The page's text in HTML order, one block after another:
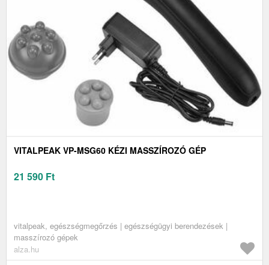
VITALPEAK VP-MSG60 KÉZI MASSZÍROZÓ GÉP
21 590 Ft
vitalpeak, egészségmegőrzés | egészségügyi berendezések |
masszírozó gépek
alza.hu